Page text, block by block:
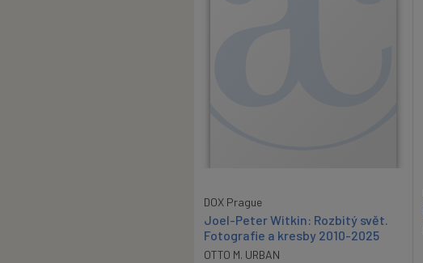
DOX Prague
Joel-Peter Witkin: Rozbitý svět.
Fotografie a kresby 2010-2025
OTTO M. URBAN